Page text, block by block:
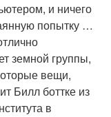
и ничего
попытку …
земной группы,
вещи,
Билл боттке из
в